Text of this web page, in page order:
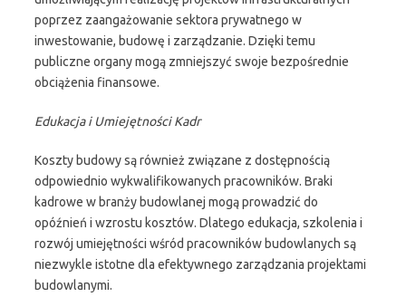
poprzez zaangażowanie sektora prywatnego w
inwestowanie, budowę i zarządzanie. Dzięki temu
publiczne organy mogą zmniejszyć swoje bezpośrednie
obciążenia finansowe.
Edukacja i Umiejętności Kadr
Koszty budowy są również związane z dostępnością
odpowiednio wykwalifikowanych pracowników. Braki
kadrowe w branży budowlanej mogą prowadzić do
opóźnień i wzrostu kosztów. Dlatego edukacja, szkolenia i
rozwój umiejętności wśród pracowników budowlanych są
niezwykle istotne dla efektywnego zarządzania projektami
budowlanymi.